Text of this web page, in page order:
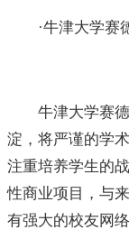
·牛津大学赛
牛津大学赛德
淀，将严谨的学
注重培养学生的
性商业项目，与
有强大的校友网